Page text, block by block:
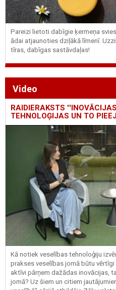
Pareizi lietoti dabīgie ķermeņa
ādai atjaunoties dziļākā līmenī.
tīras, dabīgas sastāvdaļas!
Video
RAIDIERAKSTS
TEHNOLOĢIJAS UN TO
Kā notiek veselības tehnoloģiju
prakses veselības jomā būtu vērtīgi
aktīvi pārņem dažādas inovācijas,
jomā? Uz šiem un citiem